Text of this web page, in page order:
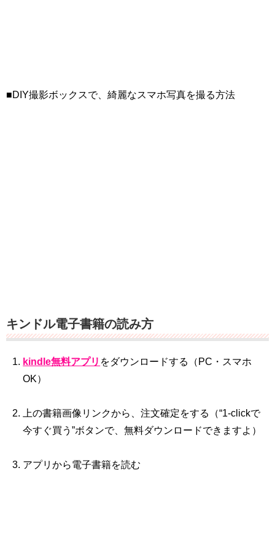
■DIY撮影ボックスで、綺麗なスマホ写真を撮る方法
キンドル電子書籍の読み方
kindle無料アプリ をダウンロードする（PC・スマホ
OK）
上の書籍画像リンクから、注文確定をする（“1‐clickで
今すぐ買う”ボタンで、無料ダウンロードできますよ）
アプリから電子書籍を読む